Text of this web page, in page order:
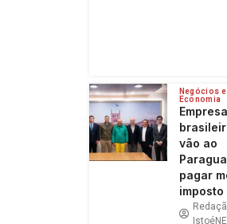
Negócios e
Economia
vão ao
pagar
imposto